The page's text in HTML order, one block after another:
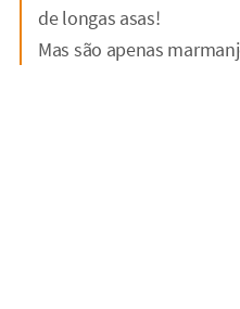
de longas asas!
Mas são apenas